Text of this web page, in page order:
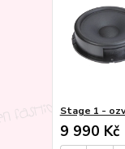
Stage 1 -
9 990 Kč